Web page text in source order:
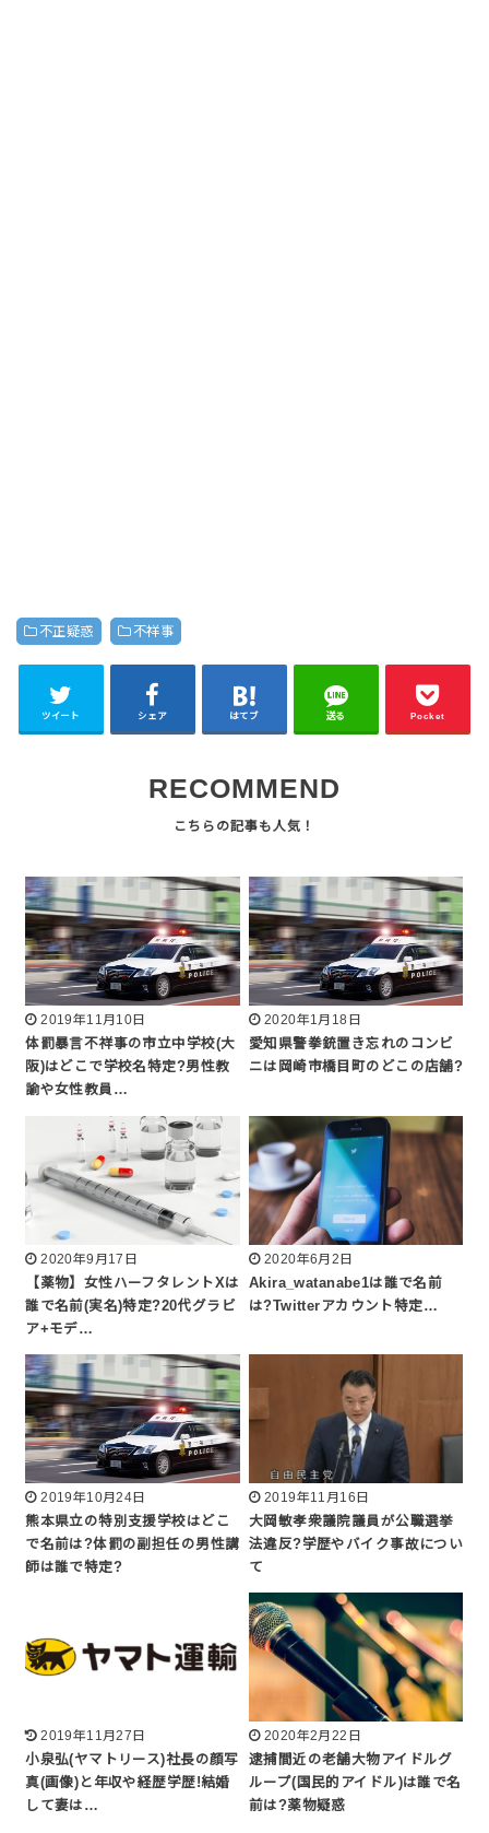
不正疑惑 不祥事
ツイート シェア はてブ 送る Pocket
RECOMMEND
2019年11月10日
体罰暴言不祥事の市立中学校(大
阪)はどこで学校名特定?男性教
諭や女性教員…
2020年1月18日
愛知県警拳銃置き忘れのコンビ
ニは岡崎市橋目町のどこの店舗?
2020年9月17日
【薬物】女性ハーフタレントXは
誰で名前(実名)特定?20代グラビ
ア+モデ…
2020年6月2日
Akira_watanabe1は誰で名前
は?Twitterアカウント特定…
2019年10月24日
熊本県立の特別支援学校はどこ
で名前は?体罰の副担任の男性講
師は誰で特定?
2019年11月16日
大岡敏孝衆議院議員が公職選挙
法違反?学歴やバイク事故につい
て
2019年11月27日
小泉弘(ヤマトリース)社長の顔写
真(画像)と年収や経歴学歴!結婚
して妻は…
2020年2月22日
逮捕間近の老舗大物アイドルグ
ループ(国民的アイドル)は誰で名
前は?薬物疑惑